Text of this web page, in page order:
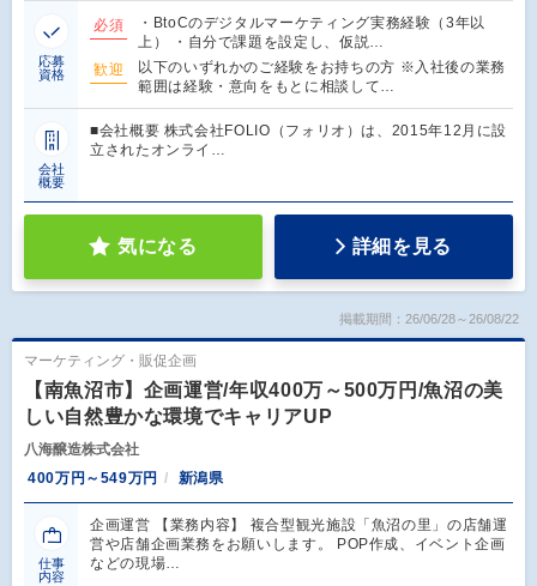
応募
資格
必須
・BtoCのデジタルマーケティング実務経験（3年以
上） ・自分で課題を設定し、仮説…
歓迎
以下のいずれかのご経験をお持ちの方 ※入社後の業務
範囲は経験・意向をもとに相談して…
会社
概要
■会社概要 株式会社FOLIO（フォリオ）は、2015年12月に設
立されたオンライ…
気になる 詳細を見る
掲載期間：26/06/28～26/08/22
マーケティング・販促企画
【南魚沼市】企画運営/年収400万～500万円/魚沼の美
しい自然豊かな環境でキャリアUP
八海醸造株式会社
400万円～549万円
新潟県
仕事
内容
企画運営 【業務内容】 複合型観光施設「魚沼の里」の店舗運
営や店舗企画業務をお願いします。 POP作成、イベント企画
などの現場…